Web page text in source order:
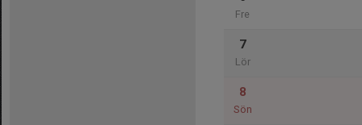
Fre
7
Lör
8
Sön